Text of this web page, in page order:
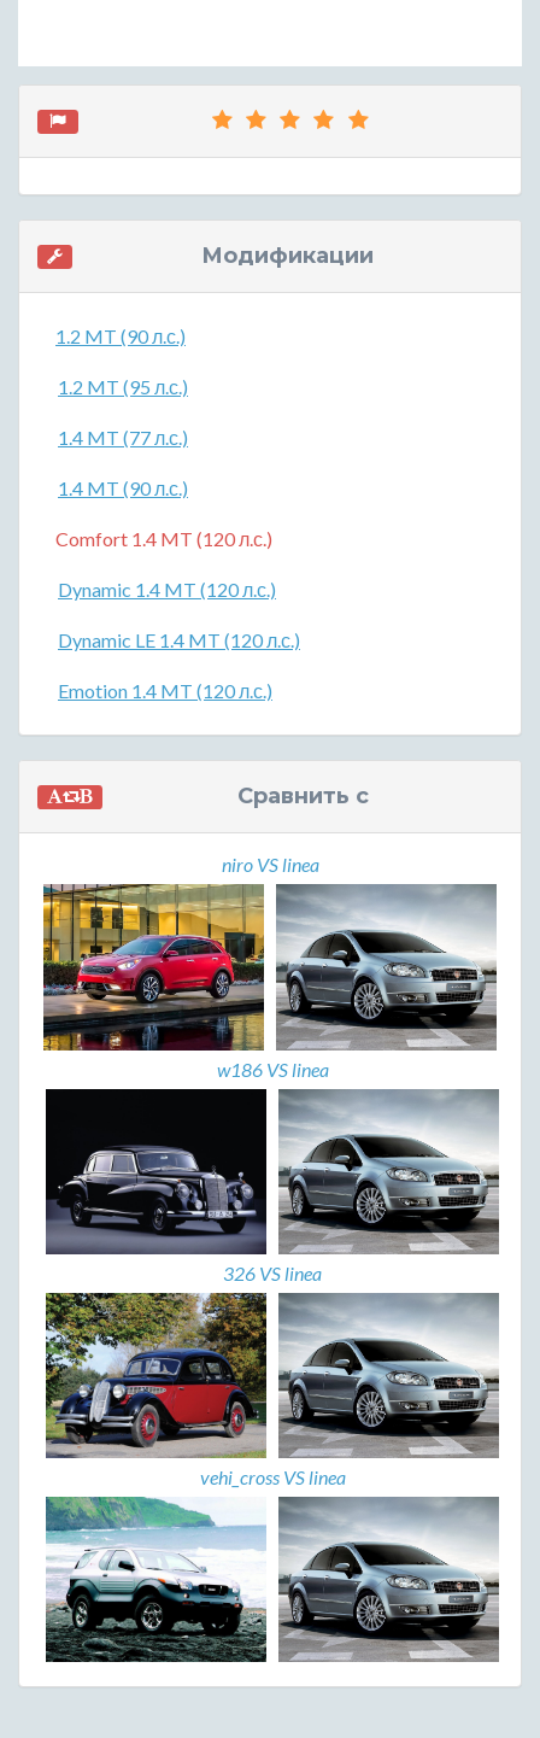
Модификации
1.2 MT (90 л.с.)
1.2 MT (95 л.с.)
1.4 MT (77 л.с.)
1.4 MT (90 л.с.)
Comfort 1.4 MT (120 л.с.)
Dynamic 1.4 MT (120 л.с.)
Dynamic LE 1.4 MT (120 л.с.)
Emotion 1.4 MT (120 л.с.)
Сравнить с
niro VS linea
w186 VS linea
326 VS linea
vehi_cross VS linea